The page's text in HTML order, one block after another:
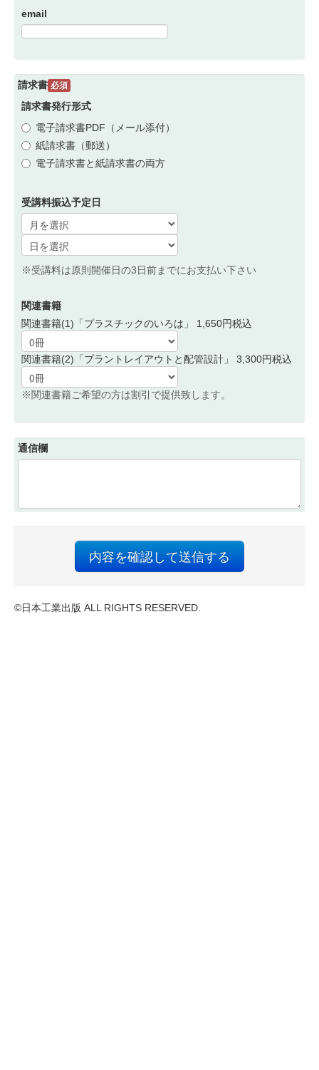
email
請求書 必須
請求書発行形式
電子請求書PDF（メール添付）
紙請求書（郵送）
電子請求書と紙請求書の両方
受講料振込予定日
※受講料は原則開催日の3日前までにお支払い下さい
関連書籍
関連書籍(1)「プラスチックのいろは」 1,650円税込
関連書籍(2)「プラントレイアウトと配管設計」 3,300円税込
※関連書籍ご希望の方は割引で提供致します。
通信欄
内容を確認して送信する
©日本工業出版 ALL RIGHTS RESERVED.